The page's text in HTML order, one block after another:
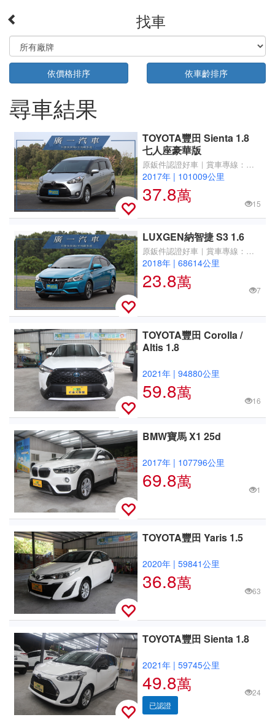
找車
依價格排序 依車齡排序
尋車結果
TOYOTA豐田 Sienta 1.8
七人座豪華版
原鈑件認證好車｜賞車專線：
0910-751521
2017年 | 101009公里
37.8萬 15
LUXGEN納智捷 S3 1.6
原鈑件認證好車｜賞車專線：
0910-751521
2018年 |68614公里
23.8萬 7
TOYOTA豐田 Corolla /
Altis 1.8
2021年 |94880公里
59.8萬 16
BMW寶馬 X1 25d
2017年 | 107796公里
69.8萬 1
TOYOTA豐田 Yaris 1.5
2020年 |59841公里
36.8萬 63
TOYOTA豐田 Sienta 1.8
2021年 |59745公里
49.8萬
24
已認證